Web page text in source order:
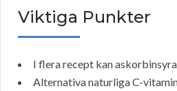
Viktiga Punkter
I flera recept kan
Alternativa naturliga C-